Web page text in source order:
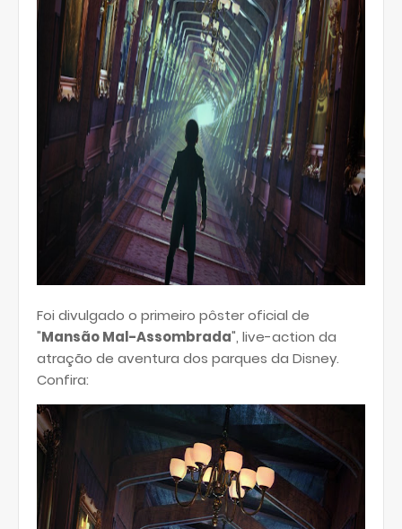
Foi divulgado o primeiro pôster oficial de
"Mansão Mal-Assombrada", live-action da
atração de aventura dos parques da Disney.
Confira: